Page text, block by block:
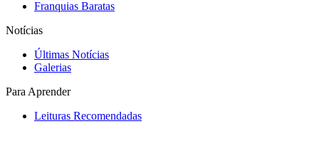
Franquias Baratas
Notícias
Últimas Notícias
Galerias
Para Aprender
Leituras Recomendadas